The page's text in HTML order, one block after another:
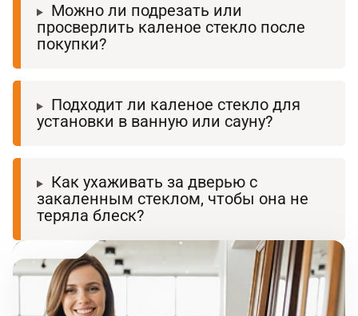
Можно ли подрезать или
просверлить каленое стекло после
покупки?
Подходит ли каленое стекло для
установки в ванную или сауну?
Как ухаживать за дверью с
закаленным стеклом, чтобы она не
теряла блеск?